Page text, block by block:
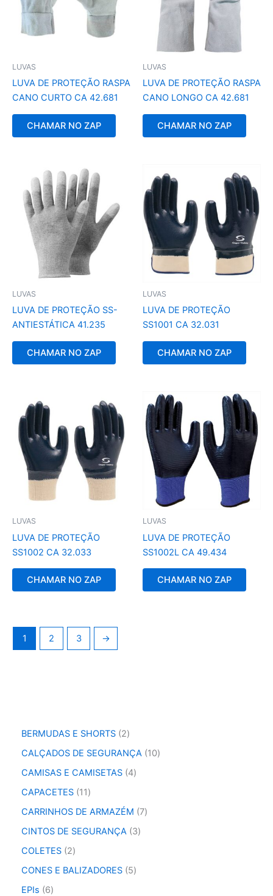
BERMUDAS E SHORTS 22
r
o
t
s
CALÇADOS DE SEGURANÇA 101
CAMISAS E CAMISETAS 44
o
u
s
CAPACETES 111
p
r
u
CARRINHOS DE ARMAZÉM 77
CINTOS DE SEGURANÇA 33
COLETES 22
r
CONES E BALIZADORES 55
EPIs 66
LUVAS
LUVA DE PROTEÇÃO RASPA
CANO CURTO CA 42.681
CHAMAR NO ZAP
LUVAS
LUVA DE PROTEÇÃO RASPA
CANO LONGO CA 42.681
CHAMAR NO ZAP
LUVAS
LUVA DE PROTEÇÃO SS-
ANTIESTÁTICA 41.235
CHAMAR NO ZAP
LUVAS
LUVA DE PROTEÇÃO
SS1001 CA 32.031
CHAMAR NO ZAP
LUVAS
LUVA DE PROTEÇÃO
SS1002 CA 32.033
CHAMAR NO ZAP
LUVAS
LUVA DE PROTEÇÃO
SS1002L CA 49.434
CHAMAR NO ZAP
1 2 3 →